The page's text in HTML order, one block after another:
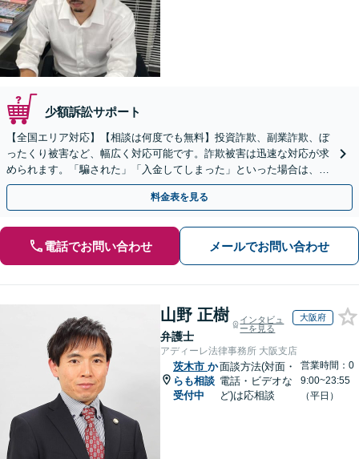
少額訴訟サポート
【全国エリア対応】【相談は何度でも無料】投資詐欺、副業詐欺、ぼ
ったくり被害など、幅広く対応可能です。詐欺被害は迅速な対応が求
められます。「騙された」「入金してしまった」といった場合は、お
早めにご相談ください。【電話・メール・WEB相談可】
料金表を見る
電話でお問い合わせ メールでお問い合わせ
山野 正樹
弁護士
インタビュ
ーを見る
大阪府
アディーレ法律事務所 大阪支店
茨木市 か
らも相談
受付中
面談方法(対面・
電話・ビデオな
ど)は応相談
営業時間：0
9:00~23:55
（平日）